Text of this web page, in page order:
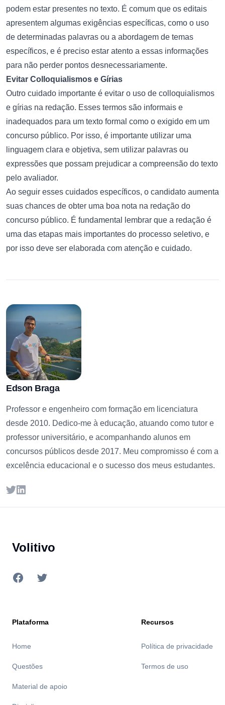
podem estar presentes no texto. É comum que os editais
apresentem algumas exigências específicas, como o uso
de determinadas palavras ou a abordagem de temas
específicos, e é preciso estar atento a essas informações
para não perder pontos desnecessariamente.
Evitar Colloquialismos e Gírias
Outro cuidado importante é evitar o uso de colloquialismos
e gírias na redação. Esses termos são informais e
inadequados para um texto formal como o exigido em um
concurso público. Por isso, é importante utilizar uma
linguagem clara e objetiva, sem utilizar palavras ou
expressões que possam prejudicar a compreensão do texto
pelo avaliador.
Ao seguir esses cuidados específicos, o candidato aumenta
suas chances de obter uma boa nota na redação do
concurso público. É fundamental lembrar que a redação é
uma das etapas mais importantes do processo seletivo, e
por isso deve ser elaborada com atenção e cuidado.
Edson Braga
Professor e engenheiro com formação em licenciatura
desde 2010. Dedico-me à educação, atuando como tutor e
professor universitário, e acompanhando alunos em
concursos públicos desde 2017. Meu compromisso é com a
excelência educacional e o sucesso dos meus estudantes.
TwitterLinkedIn
Volitivo
Facebook
Twitter
Plataforma
Home
Questões
Material de apoio
Recursos
Política de privacidade
Termos de uso